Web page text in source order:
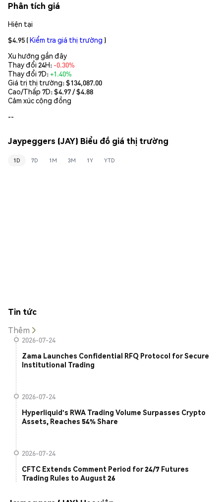
Phân tích giá
Hiện tại
$4.95 (Kiểm tra giá thị trường )
Xu hướng gần đây
Thay đổi 24H: -0.30%
Thay đổi 7D:+1.40%
Giá trị thị trường:$134,087.00
Cao/Thấp 7D: $4.97/ $4.88
Cảm xúc cộng đồng
--
Jaypeggers (JAY) Biểu đồ giá thị trường
1D 7D 1M 3M 1Y YTD
Tin tức
Thêm
2026-07-24
Zama Launches Confidential RFQ Protocol for Secure
Institutional Trading
2026-07-24
Hyperliquid's RWA Trading Volume Surpasses Crypto
Assets, Reaches 54% Share
2026-07-24
CFTC Extends Comment Period for 24/7 Futures
Trading Rules to August 26